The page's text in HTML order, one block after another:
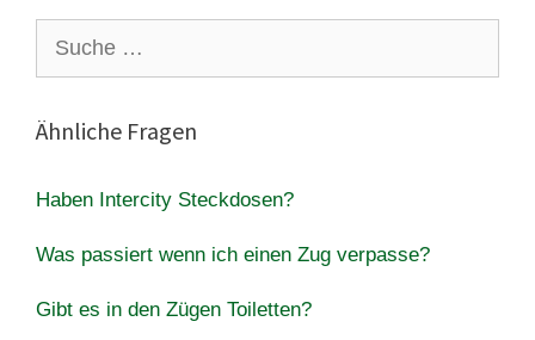
nach:
Ähnliche Fragen
Haben Intercity Steckdosen?
Was passiert wenn ich einen Zug verpasse?
Gibt es in den Zügen Toiletten?